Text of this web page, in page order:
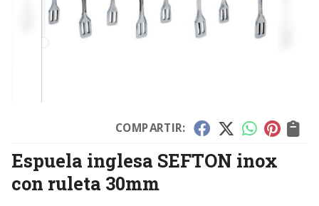
COMPARTIR:
Espuela inglesa SEFTON inox
con ruleta 30mm